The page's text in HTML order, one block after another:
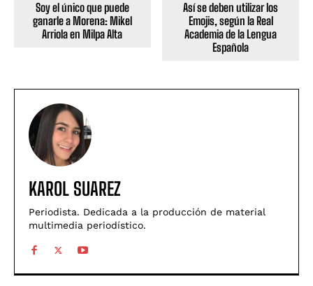
Soy el único que puede
ganarle a Morena: Mikel
Arriola en Milpa Alta
Así se deben utilizar los
Emojis, según la Real
Academia de la Lengua
Española
KAROL SUAREZ
Periodista. Dedicada a la producción de material
multimedia periodístico.